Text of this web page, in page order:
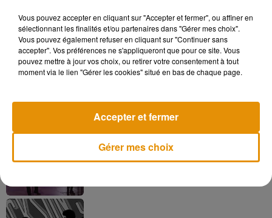
Musique
Pomme emprunte le décor de l’émission
« Loups Garous » pour son...
La version réécrite de « Beautiful Day »
interprétée lors des...
Vous pouvez accepter en cliquant sur "Accepter et fermer", ou affiner en
sélectionnant les finalités et/ou partenaires dans "Gérer mes choix".
Vous pouvez également refuser en cliquant sur "Continuer sans
accepter". Vos préférences ne s'appliqueront que pour ce site. Vous
pouvez mettre à jour vos choix, ou retirer votre consentement à tout
moment via le lien "Gérer les cookies" situé en bas de chaque page.
Gérer mes choix
Accepter et fermer